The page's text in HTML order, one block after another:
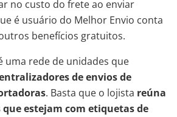
no custo do frete ao enviar
é usuário do Melhor Envio conta
benefícios gratuitos.
uma rede de unidades que
de envios de
. Basta que o lojista reúna
estejam com etiquetas de